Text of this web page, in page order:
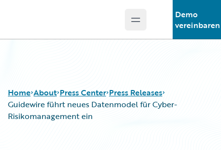
Open main menu
Demo
vereinbaren
Home About Press Center Press Releases
Guidewire führt neues Datenmodel für Cyber-
Risikomanagement ein